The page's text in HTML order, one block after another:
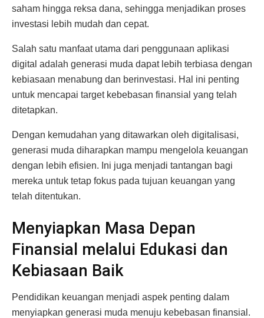
saham hingga reksa dana, sehingga menjadikan proses
investasi lebih mudah dan cepat.
Salah satu manfaat utama dari penggunaan aplikasi
digital adalah generasi muda dapat lebih terbiasa dengan
kebiasaan menabung dan berinvestasi. Hal ini penting
untuk mencapai target kebebasan finansial yang telah
ditetapkan.
Dengan kemudahan yang ditawarkan oleh digitalisasi,
generasi muda diharapkan mampu mengelola keuangan
dengan lebih efisien. Ini juga menjadi tantangan bagi
mereka untuk tetap fokus pada tujuan keuangan yang
telah ditentukan.
Menyiapkan Masa Depan
Finansial melalui Edukasi dan
Kebiasaan Baik
Pendidikan keuangan menjadi aspek penting dalam
menyiapkan generasi muda menuju kebebasan finansial.